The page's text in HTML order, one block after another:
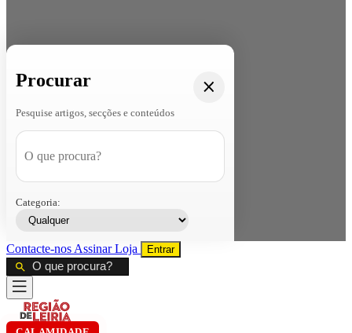
Procurar
Pesquise artigos, secções e conteúdos
Categoria:
Contacte-nos AssinarLoja Entrar